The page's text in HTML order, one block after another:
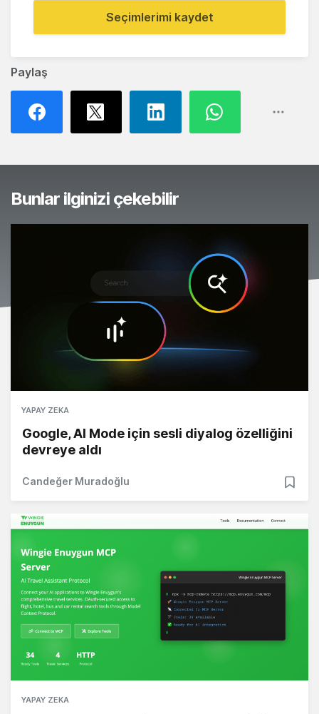
Paylaş
Seçimlerimi kaydet
Bunlar ilginizi çekebilir
YAPAY ZEKA
Google, AI Mode için sesli diyalog özelliğini
devreye aldı
Candeğer Muradoğlu
YAPAY ZEKA